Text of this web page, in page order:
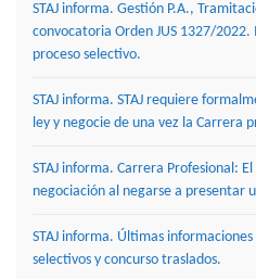
STAJ informa. Gestión P.A.,
convocatoria Orden JUS 1327/
proceso selectivo.
STAJ informa. STAJ requiere
ley y negocie de una vez la Carrera
STAJ informa. Carrera Profesional:
negociación al negarse a presentar
STAJ informa. Últimas
selectivos y concurso traslados.